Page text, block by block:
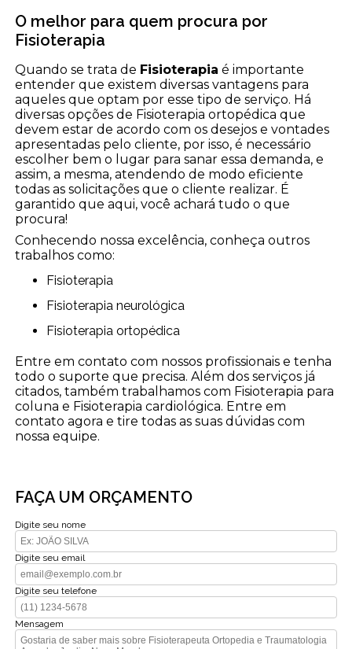
O melhor para quem procura por
Fisioterapia
Quando se trata de Fisioterapia é importante
entender que existem diversas vantagens para
aqueles que optam por esse tipo de serviço. Há
diversas opções de Fisioterapia ortopédica que
devem estar de acordo com os desejos e vontades
apresentadas pelo cliente, por isso, é necessário
escolher bem o lugar para sanar essa demanda, e
assim, a mesma, atendendo de modo eficiente
todas as solicitações que o cliente realizar. É
garantido que aqui, você achará tudo o que
procura!
Conhecendo nossa excelência, conheça outros
trabalhos como:
Fisioterapia
Fisioterapia neurológica
Fisioterapia ortopédica
Entre em contato com nossos profissionais e tenha
todo o suporte que precisa. Além dos serviços já
citados, também trabalhamos com Fisioterapia para
coluna e Fisioterapia cardiológica. Entre em
contato agora e tire todas as suas dúvidas com
nossa equipe.
FAÇA UM ORÇAMENTO
Digite seu nome
Digite seu email
Digite seu telefone
Mensagem